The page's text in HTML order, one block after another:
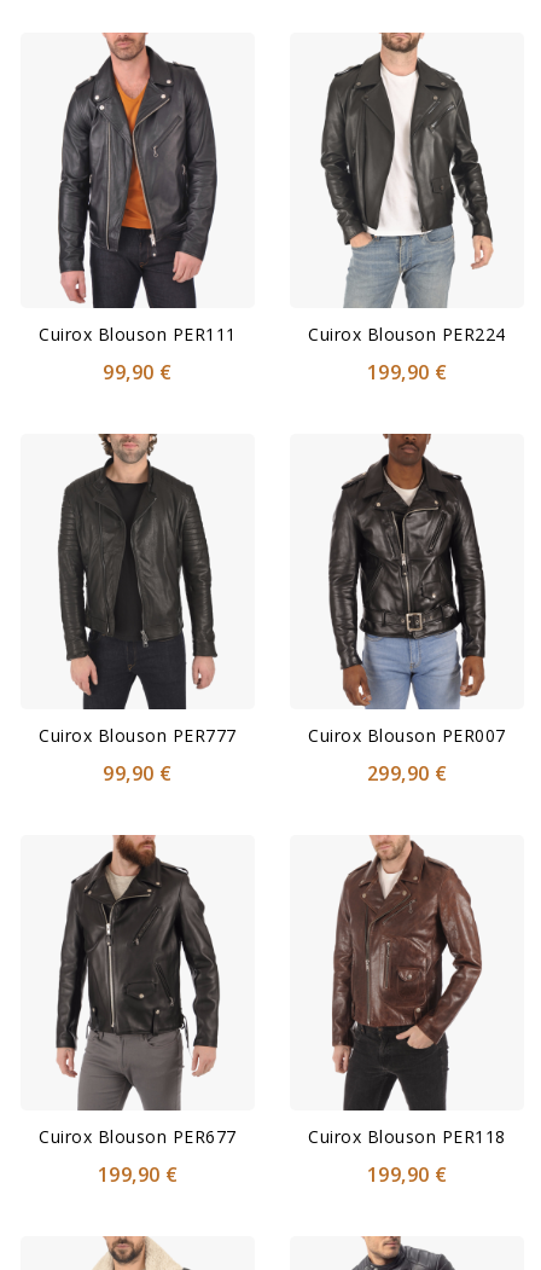
Cuirox Blouson PER111
99,90 €
Cuirox Blouson PER224
199,90 €
Cuirox Blouson PER777
99,90 €
Cuirox Blouson PER007
299,90 €
Cuirox Blouson PER677
199,90 €
Cuirox Blouson PER118
199,90 €